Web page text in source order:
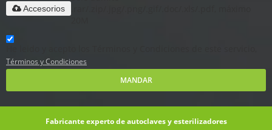
Accesorios
Términos y Condiciones
MANDAR
Fabricante experto de autoclaves y esterilizadores